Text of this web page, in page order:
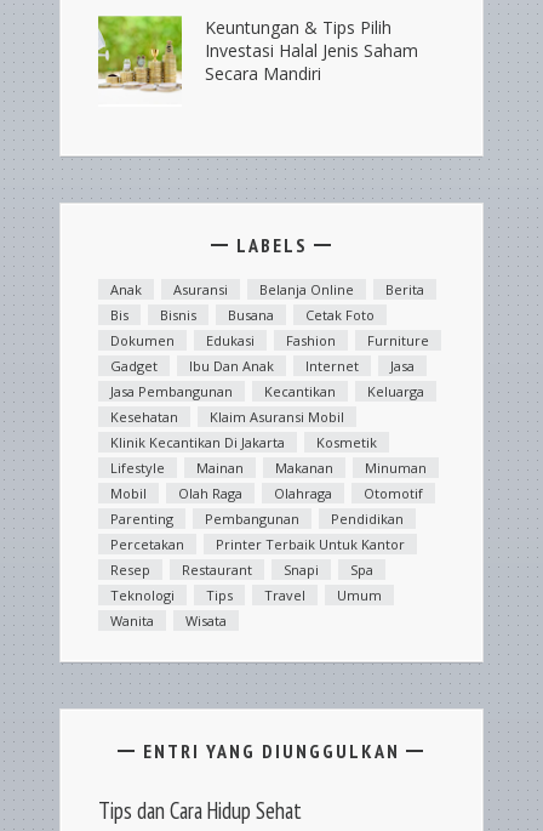
Keuntungan & Tips Pilih
Investasi Halal Jenis Saham
Secara Mandiri
LABELS
Anak Asuransi Belanja Online
Berita
Bis
Bisnis Busana
Cetak Foto
Dokumen
Edukasi Fashion
Furniture
Gadget
Ibu Dan Anak Internet
Jasa
Jasa Pembangunan
Kecantikan
Keluarga
Kesehatan
Klaim Asuransi Mobil
Klinik Kecantikan Di Jakarta
Kosmetik
Lifestyle
Mainan Makanan
Minuman
Mobil
Olah Raga Olahraga
Otomotif
Parenting
Pembangunan
Pendidikan
Percetakan
Printer Terbaik Untuk Kantor
Resep
Restaurant Snapi
Spa
Teknologi
Tips Travel
Umum
Wanita
Wisata
ENTRI YANG DIUNGGULKAN
Tips dan Cara Hidup Sehat